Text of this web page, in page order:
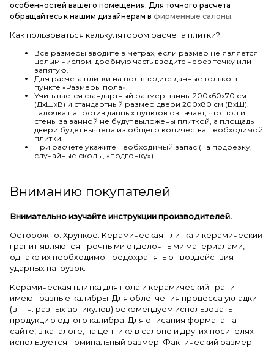
особенностей вашего помещения. Для точного расчета
обращайтесь к нашим дизайнерам в фирменные салоны.
Как пользоваться калькулятором расчета плитки?
Все размеры вводите в метрах, если размер не является
целым числом, дробную часть вводите через точку или
запятую.
Для расчета плитки на пол вводите данные только в
пункте «Размеры пола».
Учитывается стандартный размер ванны 200х60х70 см
(ДхШхВ) и стандартный размер двери 200х80 см (ВхШ).
Галочка напротив данных пунктов означает, что пол и
стены за ванной не будут выложены плиткой, а площадь
двери будет вычтена из общего количества необходимой
плитки.
При расчете укажите необходимый запас (на подрезку,
случайные сколы, «подгонку»).
Вниманию покупателей
Внимательно изучайте инструкции производителей.
Осторожно. Хрупкое. Керамическая плитка и керамический
гранит являются прочными отделочными материалами,
однако их необходимо предохранять от воздействия
ударных нагрузок.
Керамическая плитка для пола и керамический гранит
имеют разные калибры. Для облегчения процесса укладки
(в т. ч. разных артикулов) рекомендуем использовать
продукцию одного калибра. Для описания формата на
сайте, в каталоге, на ценнике в салоне и других носителях
используется номинальный размер. Фактический размер